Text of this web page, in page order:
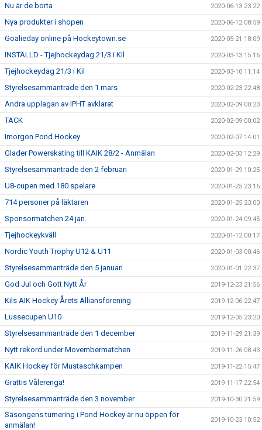
Nu är de borta 2020-06-13 23:22
Nya produkter i shopen 2020-06-12 08:59
Goalieday online på Hockeytown.se 2020-05-21 18:09
INSTÄLLD - Tjejhockeydag 21/3 i Kil 2020-03-13 15:16
Tjejhockeydag 21/3 i Kil 2020-03-10 11:14
Styrelsesammanträde den 1 mars 2020-02-23 22:48
Andra upplagan av IPHT avklarat 2020-02-09 00:23
TACK 2020-02-09 00:02
Imorgon Pond Hockey 2020-02-07 14:01
Glader Powerskating till KAIK 28/2 - Anmälan 2020-02-03 12:29
Styrelsesammanträde den 2 februari 2020-01-29 10:25
U8-cupen med 180 spelare 2020-01-25 23:16
714 personer på läktaren 2020-01-25 23:00
Sponsormatchen 24 jan. 2020-01-24 09:45
Tjejhockeykväll 2020-01-12 00:17
Nordic Youth Trophy U12 & U11 2020-01-03 00:46
Styrelsesammanträde den 5 januari 2020-01-01 22:37
God Jul och Gott Nytt År 2019-12-23 21:56
Kils AIK Hockey Årets Alliansförening 2019-12-06 22:47
Lussecupen U10 2019-12-05 23:20
Styrelsesammanträde den 1 december 2019-11-29 21:39
Nytt rekord under Movembermatchen 2019-11-26 08:43
KAIK Hockey för Mustaschkampen 2019-11-22 15:47
Grattis Vålerenga! 2019-11-17 22:54
Styrelsesammanträde den 3 november 2019-10-30 21:59
Säsongens turnering i Pond Hockey är nu öppen för
anmälan!
2019-10-23 10:52